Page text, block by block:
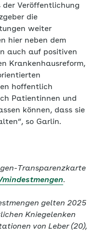
der Veröffentlichung
die
weiter
hier neben dem
auch auf positiven
Krankenhausreform,
hoffentlich
Patientinnen und
können, dass sie
so Garlin.
Transparenzkarte
.
gelten 2025
Kniegelenken
von Leber (20),